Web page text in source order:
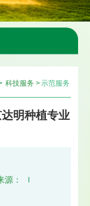
科技服务 >示范服务
明种植专业
源：